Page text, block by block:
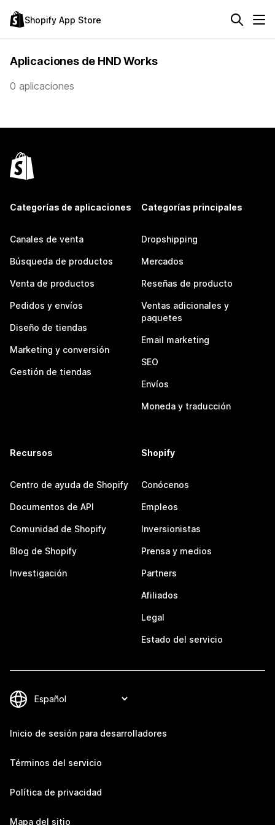
Shopify App Store
Aplicaciones de HND Works
0 aplicaciones
Categorías de aplicaciones
Canales de venta
Búsqueda de productos
Venta de productos
Pedidos y envíos
Diseño de tiendas
Marketing y conversión
Gestión de tiendas
Categorías principales
Dropshipping
Mercados
Reseñas de producto
Ventas adicionales y
paquetes
Email marketing
SEO
Envíos
Moneda y traducción
Recursos
Centro de ayuda de Shopify
Documentos de API
Comunidad de Shopify
Blog de Shopify
Investigación
Shopify
Conócenos
Empleos
Inversionistas
Prensa y medios
Partners
Afiliados
Legal
Estado del servicio
Inicio de sesión para desarrolladores
Términos del servicio
Política de privacidad
Mapa del sitio